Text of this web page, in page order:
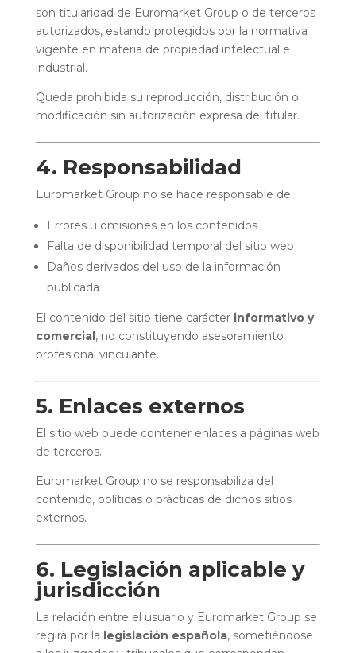
son titularidad de Euromarket Group o de terceros
autorizados, estando protegidos por la normativa
vigente en materia de propiedad intelectual e
industrial.
Queda prohibida su reproducción, distribución o
modificación sin autorización expresa del titular.
4. Responsabilidad
Euromarket Group no se hace responsable de:
Errores u omisiones en los contenidos
Falta de disponibilidad temporal del sitio web
Daños derivados del uso de la información
publicada
El contenido del sitio tiene carácter informativo y
comercial, no constituyendo asesoramiento
profesional vinculante.
5. Enlaces externos
El sitio web puede contener enlaces a páginas web
de terceros.
Euromarket Group no se responsabiliza del
contenido, políticas o prácticas de dichos sitios
externos.
6. Legislación aplicable y
jurisdicción
La relación entre el usuario y Euromarket Group se
regirá por la legislación española, sometiéndose